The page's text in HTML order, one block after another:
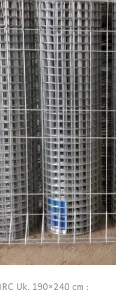
Uk. 190×240 cm :